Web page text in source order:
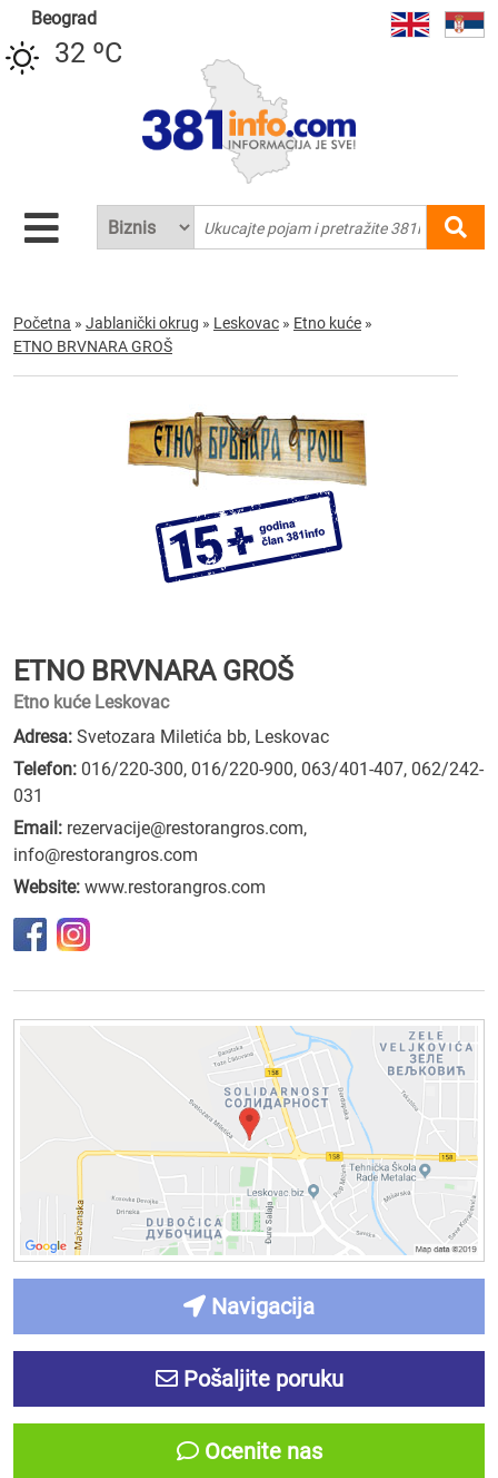
Beograd
32 ºC
Početna » Jablanički okrug » Leskovac » Etno kuće »
ETNO BRVNARA GROŠ
ETNO BRVNARA GROŠ
Etno kuće Leskovac
Adresa: Svetozara Miletića bb, Leskovac
Telefon: 016/220-300, 016/220-900, 063/401-407, 062/242-
031
Email: rezervacije@restorangros.com,
info@restorangros.com
Website: www.restorangros.com
Navigacija
Pošaljite poruku
Ocenite nas